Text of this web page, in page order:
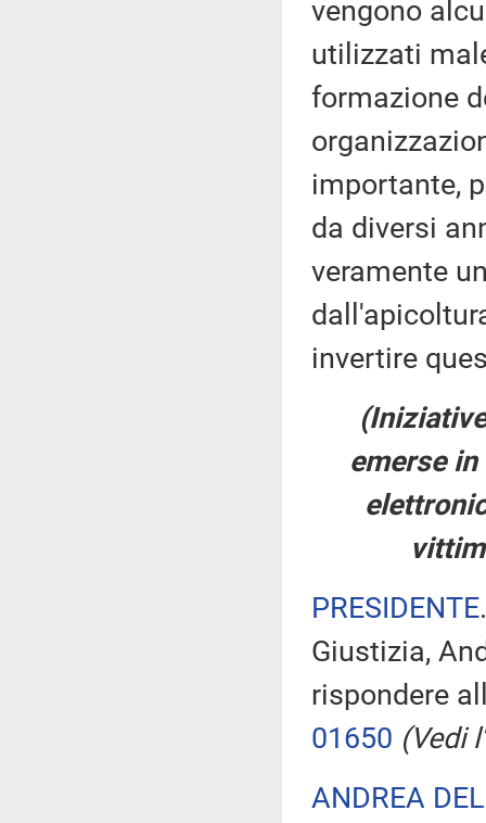
vengono
utilizzati
formazione
importante,
da diversi
veramente
invertire
emerse
PRESIDENTE
Giustizia,
rispondere
01650 (Vedi l'
ANDREA